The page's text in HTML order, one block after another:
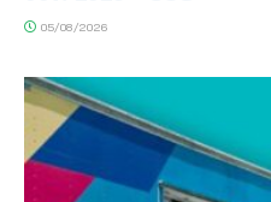
05/08/2026